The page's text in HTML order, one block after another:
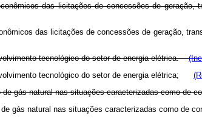
das licitações de concessões de
das licitações de concessões de geração,
tecnológico do setor de energia elétrica.
tecnológico do setor de energia elétrica;
de gás natural nas situações caracterizadas como
gás natural nas situações caracterizadas como de